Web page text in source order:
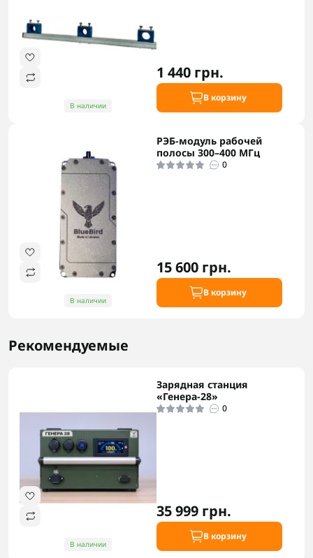
В наличии
1 440 грн.
В корзину
В наличии
РЭБ-модуль рабочей
полосы 300–400 МГц
0
15 600 грн.
В корзину
Рекомендуемые
В наличии
Зарядная станция
«Генера-28»
0
35 999 грн.
В корзину